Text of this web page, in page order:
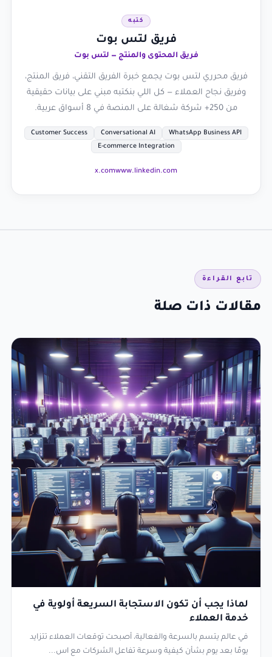
كتبه
فريق لتس بوت
فريق المحتوى والمنتج — لتس بوت
فريق محرري لتس بوت يجمع خبرة الفريق التقني، فريق المنتج،
وفريق نجاح العملاء — كل اللي بنكتبه مبني على بيانات حقيقية
من 250+ شركة شغالة على المنصة في 8 أسواق عربية.
WhatsApp Business API
Conversational AI
Customer Success
E-commerce Integration
www.linkedin.com
x.com
تابع القراءة
مقالات ذات صلة
لماذا يجب أن تكون الاستجابة السريعة أولوية في
خدمة العملاء
في عالم يتسم بالسرعة والفعالية، أصبحت توقعات العملاء تتزايد
يومًا بعد يوم بشأن كيفية وسرعة تفاعل الشركات مع اس...